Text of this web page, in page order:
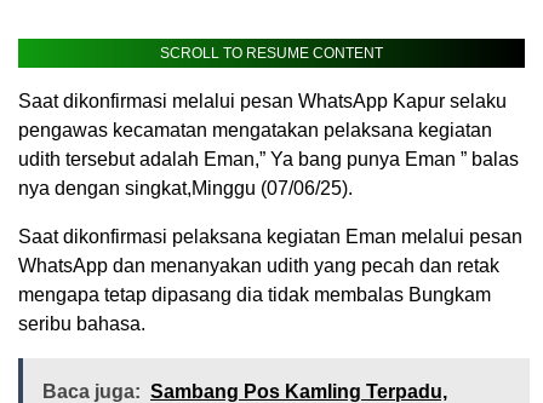
SCROLL TO RESUME CONTENT
Saat dikonfirmasi melalui pesan WhatsApp Kapur selaku
pengawas kecamatan mengatakan pelaksana kegiatan
udith tersebut adalah Eman,” Ya bang punya Eman ” balas
nya dengan singkat,Minggu (07/06/25).
Saat dikonfirmasi pelaksana kegiatan Eman melalui pesan
WhatsApp dan menanyakan udith yang pecah dan retak
mengapa tetap dipasang dia tidak membalas Bungkam
seribu bahasa.
Baca juga: Sambang Pos Kamling Terpadu,